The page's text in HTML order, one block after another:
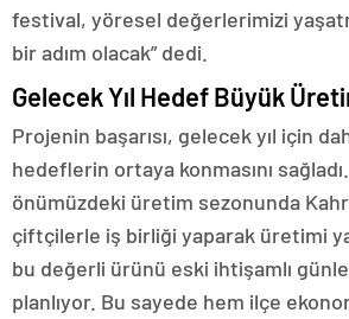
festival, yöresel değerlerimizi
bir adım olacak” dedi.
Gelecek Yıl Hedef Büyük
Projenin başarısı, gelecek yıl için
hedeflerin ortaya konmasını
önümüzdeki üretim sezonunda
çiftçilerle iş birliği yaparak üretimi
bu değerli ürünü eski ihtişamlı
planlıyor. Bu sayede hem ilçe